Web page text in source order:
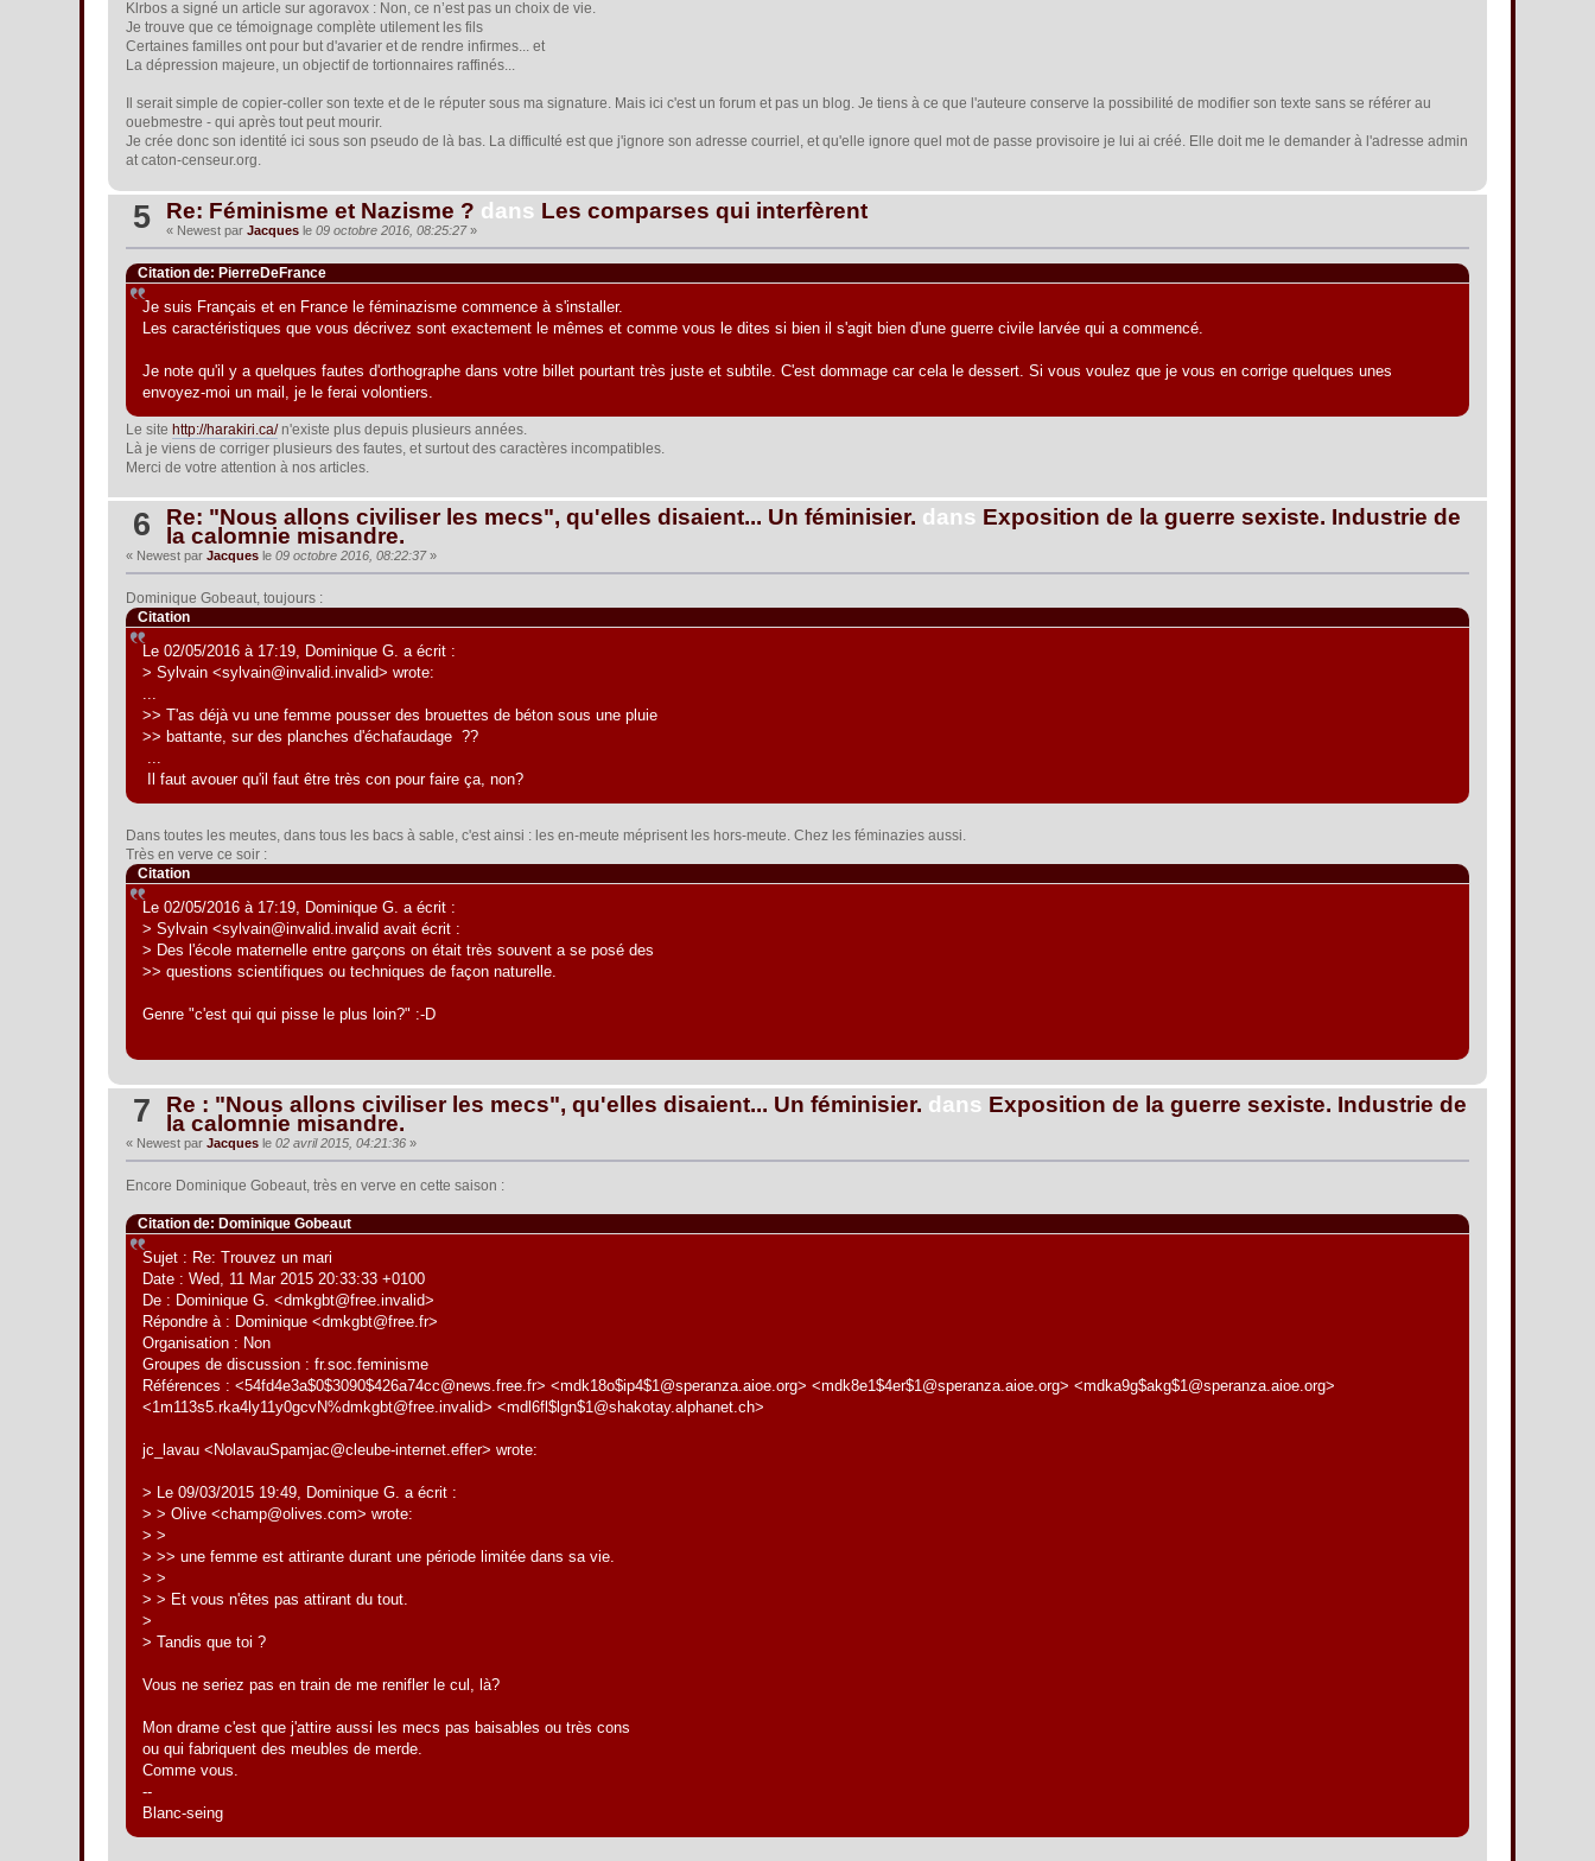
Klrbos a signé un article sur agoravox : Non, ce n’est pas un choix de vie.
Je trouve que ce témoignage complète utilement les fils
Certaines familles ont pour but d'avarier et de rendre infirmes... et
La dépression majeure, un objectif de tortionnaires raffinés...
Il serait simple de copier-coller son texte et de le réputer sous ma signature. Mais ici c'est un forum et pas un blog. Je tiens à ce que l'auteure conserve la possibilité de modifier son texte sans se référer au
ouebmestre - qui après tout peut mourir.
Je crée donc son identité ici sous son pseudo de là bas. La difficulté est que j'ignore son adresse courriel, et qu'elle ignore quel mot de passe provisoire je lui ai créé. Elle doit me le demander à l'adresse admin
at caton-censeur.org.
5 Re: Féminisme et Nazisme ? dans Les comparses qui interfèrent
« Newest parJacques le 09 octobre 2016, 08:25:27»
Citation de: PierreDeFrance
Je suis Français et en France le féminazisme commence à s'installer.
Les caractéristiques que vous décrivez sont exactement le mêmes et comme vous le dites si bien il s'agit bien d'une guerre civile larvée qui a commencé.
Je note qu'il y a quelques fautes d'orthographe dans votre billet pourtant très juste et subtile. C'est dommage car cela le dessert. Si vous voulez que je vous en corrige quelques unes
envoyez-moi un mail, je le ferai volontiers.
Le sitehttp://harakiri.ca/n'existe plus depuis plusieurs années.
Là je viens de corriger plusieurs des fautes, et surtout des caractères incompatibles.
Merci de votre attention à nos articles.
6 Re: "Nous allons civiliser les mecs", qu'elles disaient... Un féminisier. dans Exposition de la guerre sexiste. Industrie de
la calomnie misandre.
« Newest parJacques le 09 octobre 2016, 08:22:37»
Dominique Gobeaut, toujours :
Citation
Le 02/05/2016 à 17:19, Dominique G. a écrit :
> Sylvain <sylvain@invalid.invalid> wrote:
...
>> T'as déjà vu une femme pousser des brouettes de béton sous une pluie
>> battante, sur des planches d'échafaudage ??
...
Il faut avouer qu'il faut être très con pour faire ça, non?
Dans toutes les meutes, dans tous les bacs à sable, c'est ainsi : les en-meute méprisent les hors-meute. Chez les féminazies aussi.
Très en verve ce soir :
Citation
Le 02/05/2016 à 17:19, Dominique G. a écrit :
> Sylvain <sylvain@invalid.invalid avait écrit :
> Des l'école maternelle entre garçons on était très souvent a se posé des
>> questions scientifiques ou techniques de façon naturelle.
Genre "c'est qui qui pisse le plus loin?" :-D
7 Re : "Nous allons civiliser les mecs", qu'elles disaient... Un féminisier. dans Exposition de la guerre sexiste. Industrie de
la calomnie misandre.
« Newest parJacques le 02 avril 2015, 04:21:36 »
Encore Dominique Gobeaut, très en verve en cette saison :
Citation de: Dominique Gobeaut
Sujet : Re: Trouvez un mari
Date : Wed, 11 Mar 2015 20:33:33 +0100
De : Dominique G. <dmkgbt@free.invalid>
Répondre à : Dominique <dmkgbt@free.fr>
Organisation : Non
Groupes de discussion : fr.soc.feminisme
Références : <54fd4e3a$0$3090$426a74cc@news.free.fr> <mdk18o$ip4$1@speranza.aioe.org> <mdk8e1$4er$1@speranza.aioe.org> <mdka9g$akg$1@speranza.aioe.org>
<1m113s5.rka4ly11y0gcvN%dmkgbt@free.invalid> <mdl6fl$lgn$1@shakotay.alphanet.ch>
jc_lavau <NolavauSpamjac@cleube-internet.effer> wrote:
> Le 09/03/2015 19:49, Dominique G. a écrit :
> > Olive <champ@olives.com> wrote:
> >
> >> une femme est attirante durant une période limitée dans sa vie.
> >
> > Et vous n'êtes pas attirant du tout.
>
> Tandis que toi ?
Vous ne seriez pas en train de me renifler le cul, là?
Mon drame c'est que j'attire aussi les mecs pas baisables ou très cons
ou qui fabriquent des meubles de merde.
Comme vous.
--
Blanc-seing